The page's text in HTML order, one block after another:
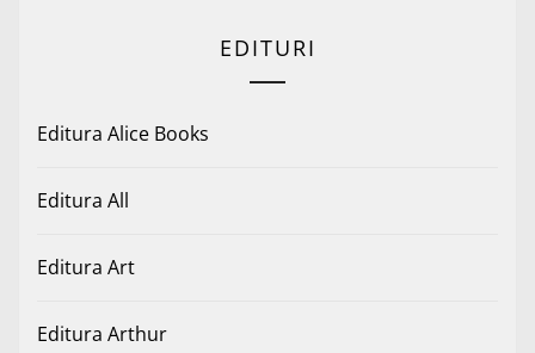
EDITURI
Editura Alice Books
Editura All
Editura Art
Editura Arthur